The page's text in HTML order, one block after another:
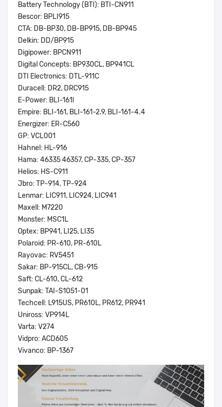
Battery Technology (BTI): BTI-CN911
Bescor: BPLI915
CTA: DB-BP30, DB-BP915, DB-BP945
Delkin: DD/BP915
Digipower: BPCN911
Digital Concepts: BP930CL, BP941CL
DTI Electronics: DTL-911C
Duracell: DR2, DRC915
E-Power: BLI-161l
Empire: BLI-161, BLI-161-2.9, BLI-161-4.4
Energizer: ER-C560
GP: VCL001
Hahnel: HL-916
Hama: 46335 46357, CP-335, CP-357
Helios: HS-C911
Jbro: TP-914, TP-924
Lenmar: LIC911, LIC924, LIC941
Maxell: M7220
Monster: MSC1L
Optex: BP941, LI25, LI35
Polaroid: PR-610, PR-610L
Rayovac: RV5451
Sakar: BP-915CL, CB-915
Saft: CL-610, CL-612
Sunpak: TAI-S1051-01
Techcell: L915US, PR610L, PR612, PR941
Uniross: VP914L
Varta: V274
Vidpro: ACD605
Vivanco: BP-1367